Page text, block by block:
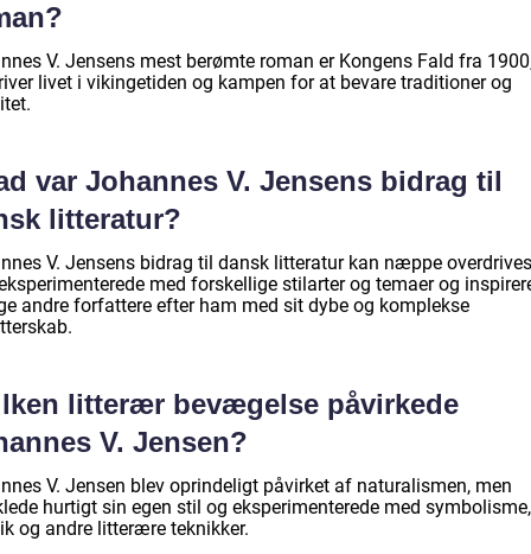
V. Jensens mest berømte roman er Kongens Fald fra
livet i vikingetiden og kampen for at bevare traditioner og
var Johannes V. Jensens bidrag til
litteratur?
V. Jensens bidrag til dansk litteratur kan næppe
med forskellige stilarter og temaer og
andre forfattere efter ham med sit dybe og komplekse
litterær bevægelse påvirkede
V. Jensen?
V. Jensen blev oprindeligt påvirket af naturalismen, men
hurtigt sin egen stil og eksperimenterede med symbolisme,
og andre litterære teknikker.